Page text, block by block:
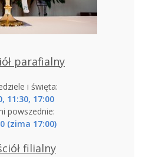
parafialny
i święta:
11:30, 17:00
powszednie:
(zima 17:00)
filialny